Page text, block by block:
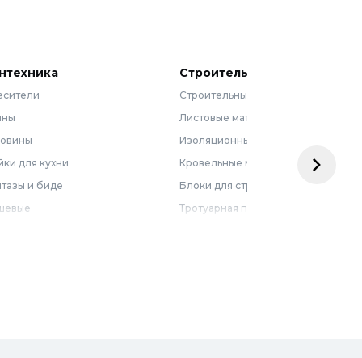
для кухни
и биде
Строительные материалы
Строительные смеси
Листовые материалы
Изоляционные материалы
Кровельные материалы
Блоки для строительства
Тротуарная плитка